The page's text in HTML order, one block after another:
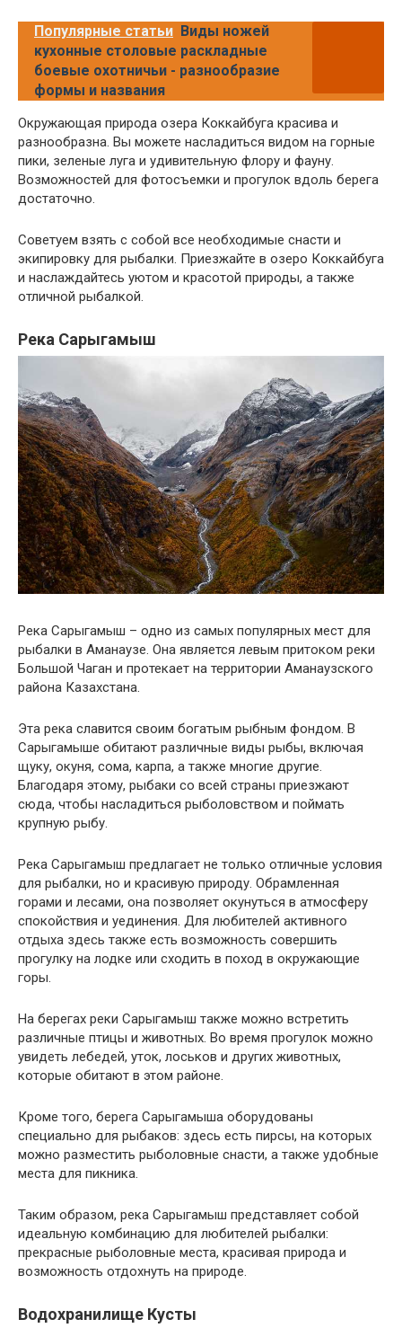
Популярные статьи Виды ножей
кухонные столовые раскладные
боевые охотничьи - разнообразие
формы и названия
Окружающая природа озера Коккайбуга красива и
разнообразна. Вы можете насладиться видом на горные
пики, зеленые луга и удивительную флору и фауну.
Возможностей для фотосъемки и прогулок вдоль берега
достаточно.
Советуем взять с собой все необходимые снасти и
экипировку для рыбалки. Приезжайте в озеро Коккайбуга
и наслаждайтесь уютом и красотой природы, а также
отличной рыбалкой.
Река Сарыгамыш
Река Сарыгамыш – одно из самых популярных мест для
рыбалки в Аманаузе. Она является левым притоком реки
Большой Чаган и протекает на территории Аманаузского
района Казахстана.
Эта река славится своим богатым рыбным фондом. В
Сарыгамыше обитают различные виды рыбы, включая
щуку, окуня, сома, карпа, а также многие другие.
Благодаря этому, рыбаки со всей страны приезжают
сюда, чтобы насладиться рыболовством и поймать
крупную рыбу.
Река Сарыгамыш предлагает не только отличные условия
для рыбалки, но и красивую природу. Обрамленная
горами и лесами, она позволяет окунуться в атмосферу
спокойствия и уединения. Для любителей активного
отдыха здесь также есть возможность совершить
прогулку на лодке или сходить в поход в окружающие
горы.
На берегах реки Сарыгамыш также можно встретить
различные птицы и животных. Во время прогулок можно
увидеть лебедей, уток, лоськов и других животных,
которые обитают в этом районе.
Кроме того, берега Сарыгамыша оборудованы
специально для рыбаков: здесь есть пирсы, на которых
можно разместить рыболовные снасти, а также удобные
места для пикника.
Таким образом, река Сарыгамыш представляет собой
идеальную комбинацию для любителей рыбалки:
прекрасные рыболовные места, красивая природа и
возможность отдохнуть на природе.
Водохранилище Кусты